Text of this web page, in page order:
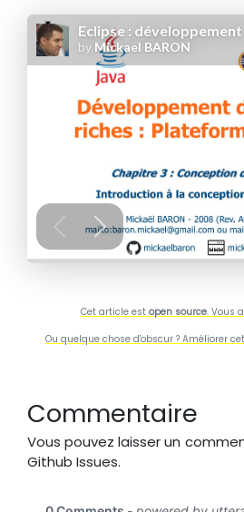
Cet article est open source. Vous
Ou quelque chose d'obscur ? Améliorer
Commentaire
Vous pouvez laisser un
Github Issues.